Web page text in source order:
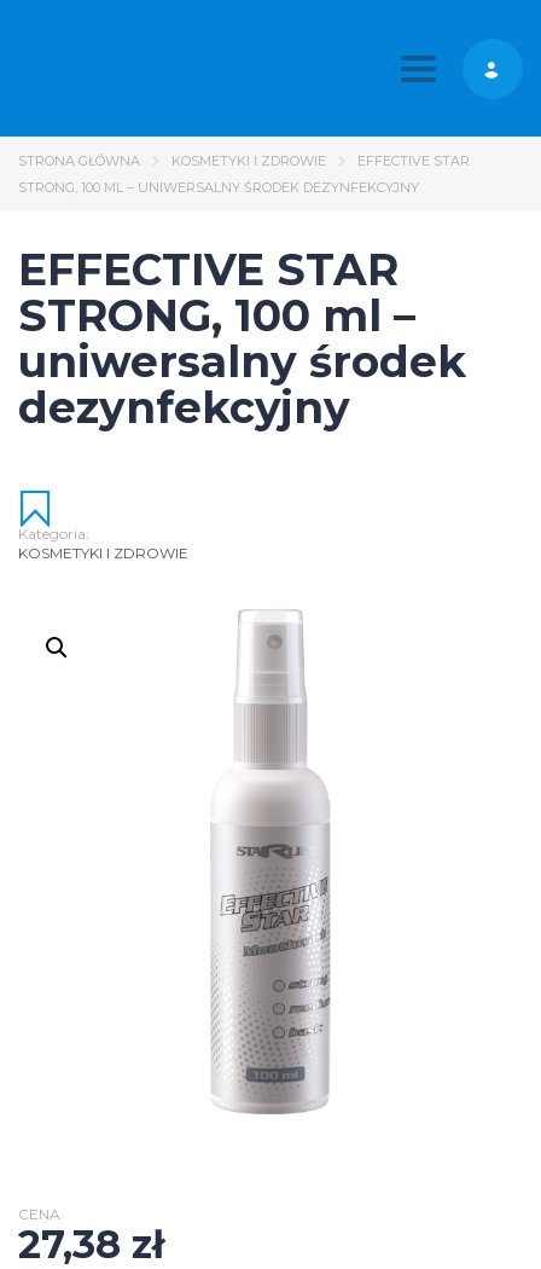
Toggle
STRONA GŁÓWNA KOSMETYKI I ZDROWIE
EFFECTIVE STAR
STRONG, 100 ML – UNIWERSALNY ŚRODEK DEZYNFEKCYJNY
EFFECTIVE STAR
STRONG, 100 ml –
uniwersalny środek
dezynfekcyjny
Kategoria:
KOSMETYKI I ZDROWIE
CENA
27,38 zł